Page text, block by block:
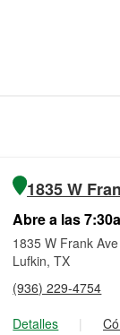
1835 W
Abre a las
1835 W Frank Ave
Lufkin, TX
(936) 229-4754
Detalles
|